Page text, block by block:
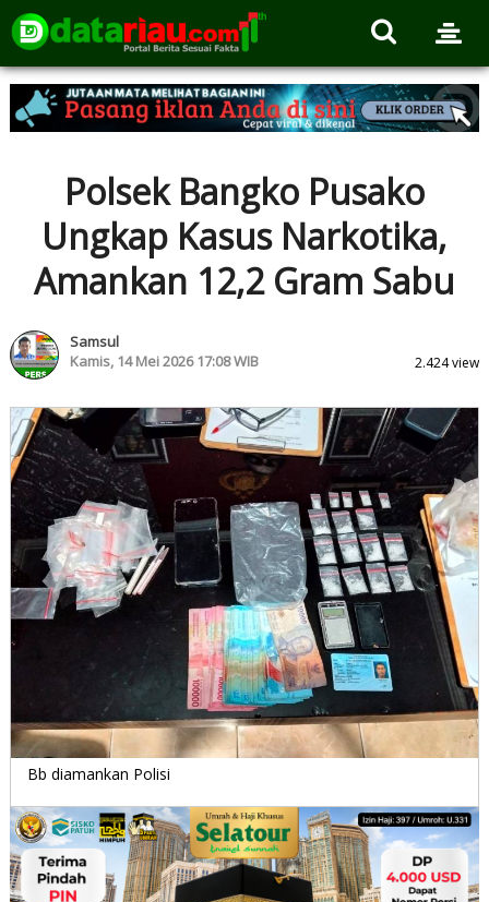
Polsek Bangko Pusako
Ungkap Kasus Narkotika,
Amankan 12,2 Gram Sabu
Samsul
Kamis, 14 Mei 2026 17:08 WIB
2.424 view
Bb diamankan Polisi